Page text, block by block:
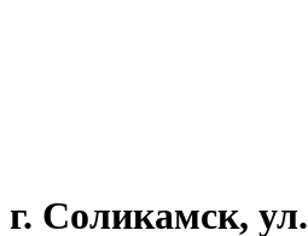
г. Соликамск, ул.